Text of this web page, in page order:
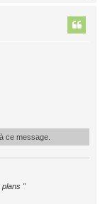
ce message.
plans "